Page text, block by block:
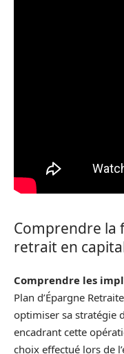
Comprendre la
retrait en
Comprendre les
Plan d’Épargne
optimiser sa stratégie
encadrant cette
choix effectué lors de